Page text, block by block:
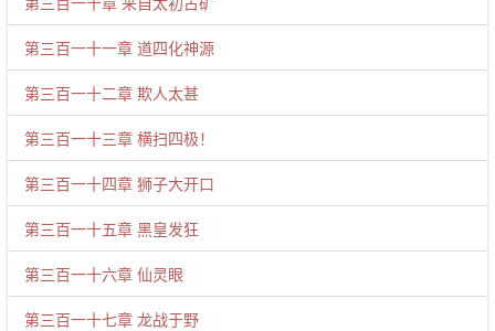
第三百一十一章 道四化神源
第三百一十二章 欺人太甚
第三百一十三章 横扫四极！
第三百一十四章 狮子大开口
第三百一十五章 黑皇发狂
第三百一十六章 仙灵眼
第三百一十七章 龙战于野